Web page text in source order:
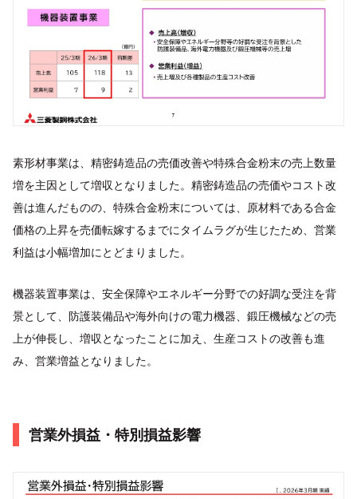
素形材事業は、精密鋳造品の売価改善や特殊合金粉末の売上数量
増を主因として増収となりました。精密鋳造品の売価やコスト改
善は進んだものの、特殊合金粉末については、原材料である合金
価格の上昇を売価転嫁するまでにタイムラグが生じたため、営業
利益は小幅増加にとどまりました。
機器装置事業は、安全保障やエネルギー分野での好調な受注を背
景として、防護装備品や海外向けの電力機器、鍛圧機械などの売
上が伸長し、増収となったことに加え、生産コストの改善も進
み、営業増益となりました。
営業外損益・特別損益影響